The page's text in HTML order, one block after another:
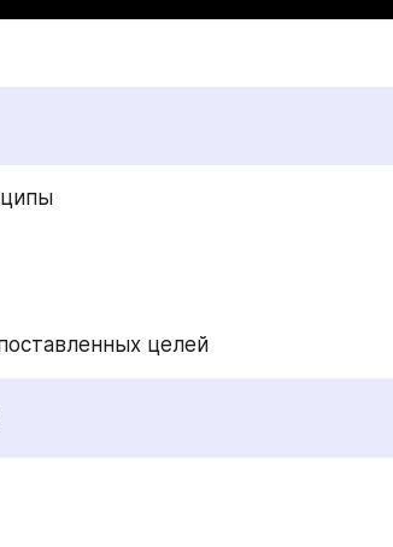
целей